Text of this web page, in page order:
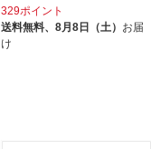
329ポイント
送料無料、8月8日（土） お届
け